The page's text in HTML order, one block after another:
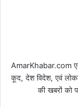
AmarKhabar.com एक
कूद, देश विदेश, एवं
की खबरों को